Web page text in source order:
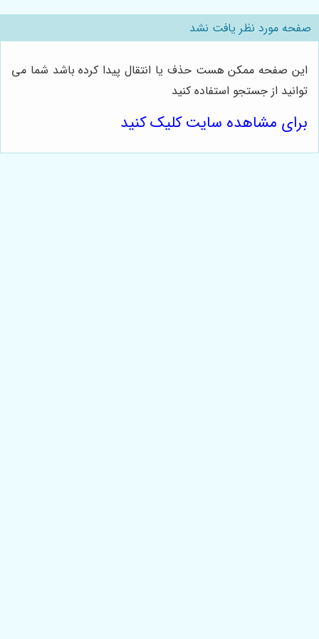
صفحه مورد نظر یافت نشد
این صفحه ممکن هست حذف یا انتقال پیدا کرده باشد شما می
توانید از جستجو استفاده کنید
برای مشاهده سایت کلیک کنید